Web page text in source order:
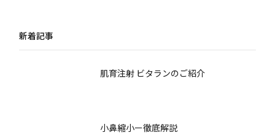
新着記事
肌育注射 ビタランのご紹介
小鼻縮小ー徹底解説